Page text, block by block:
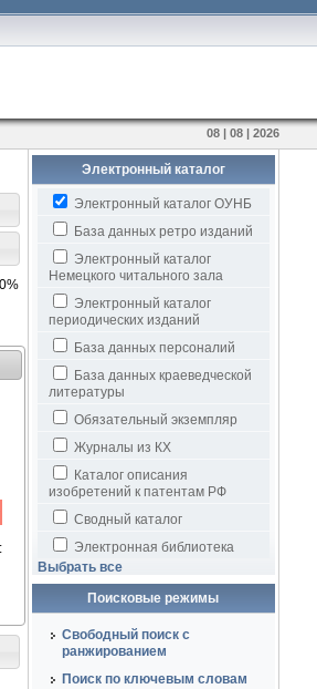
08 | 08 | 2026
Электронный каталог
Электронный каталог ОУНБ
База данных ретро изданий
Электронный каталог
Немецкого читального зала
Электронный каталог
периодических изданий
База данных персоналий
База данных краеведческой
литературы
Обязательный экземпляр
Журналы из КХ
Каталог описания
изобретений к патентам РФ
Сводный каталог
Электронная библиотека
Выбрать все
Поисковые режимы
Свободный поиск с
ранжированием
Поиск по ключевым словам